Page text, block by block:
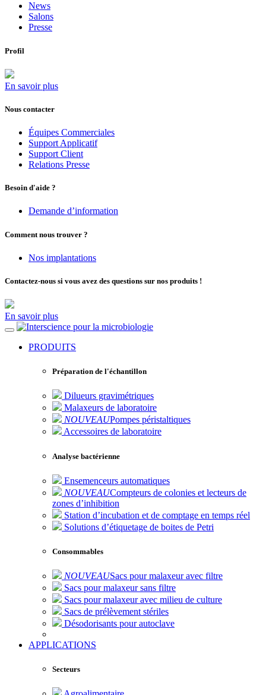
News
Salons
Presse
Profil
En savoir plus
Nous contacter
Équipes Commerciales
Support Applicatif
Support Client
Relations Presse
Besoin d'aide ?
Demande d’information
Comment nous trouver ?
Nos implantations
Contactez-nous si vous avez des questions sur nos produits !
En savoir plus
pour la microbiologie
PRODUITS
Préparation de l'échantillon
Dilueurs gravimétriques
Malaxeurs de laboratoire
NOUVEAUPompes péristaltiques
Accessoires de laboratoire
Analyse bactérienne
Ensemenceurs automatiques
NOUVEAUCompteurs de colonies et lecteurs de
zones d’inhibition
Station d’incubation et de comptage en temps réel
Solutions d’étiquetage de boites de Petri
Consommables
NOUVEAUSacs pour malaxeur avec filtre
Sacs pour malaxeur sans filtre
Sacs pour malaxeur avec milieu de culture
Sacs de prélèvement stériles
Désodorisants pour autoclave
APPLICATIONS
Secteurs